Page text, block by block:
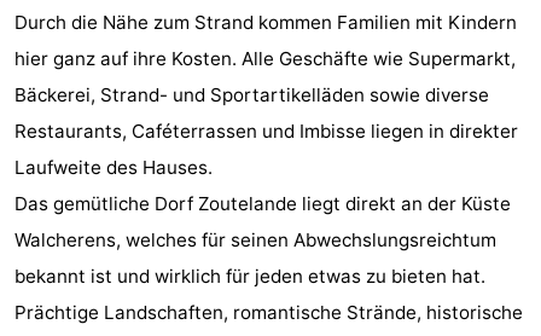
Adressen
Region
Schouwen-
Renesse
-
Durch die Nähe zum Strand kommen Familien mit Kindern
hier ganz auf ihre Kosten. Alle Geschäfte wie Supermarkt,
Bäckerei, Strand- und Sportartikelläden sowie diverse
Restaurants, Caféterrassen und Imbisse liegen in direkter
Laufweite des Hauses.
Das gemütliche Dorf Zoutelande liegt direkt an der Küste
Walcherens, welches für seinen Abwechslungsreichtum
bekannt ist und wirklich für jeden etwas zu bieten hat.
Prächtige Landschaften, romantische Strände, historische